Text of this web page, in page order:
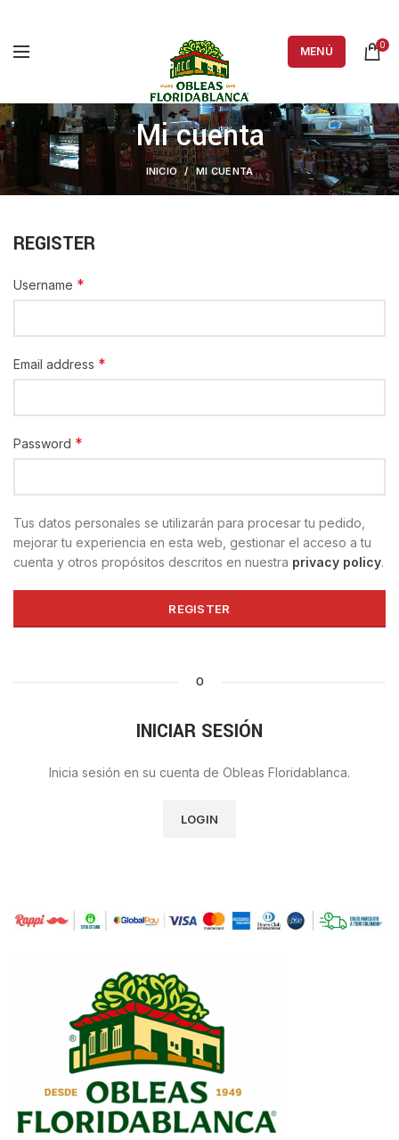
MENÚ 0
Mi cuenta
INICIO MI CUENTA
REGISTER
Username *
Email address *
Password *
Tus datos personales se utilizarán para procesar tu pedido,
mejorar tu experiencia en esta web, gestionar el acceso a tu
cuenta y otros propósitos descritos en nuestra privacy policy.
REGISTER
O
INICIAR SESIÓN
Inicia sesión en su cuenta de Obleas Floridablanca.
LOGIN